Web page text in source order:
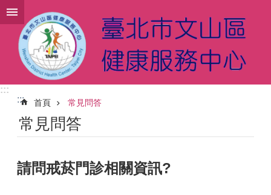
跳到主要內容區塊
:::
:::
首頁 常見問答
常見問答
請問戒菸門診相關資訊?